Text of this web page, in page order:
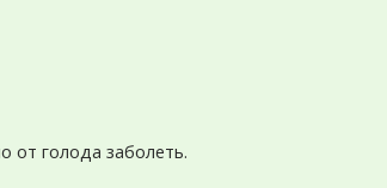
от голода заболеть.